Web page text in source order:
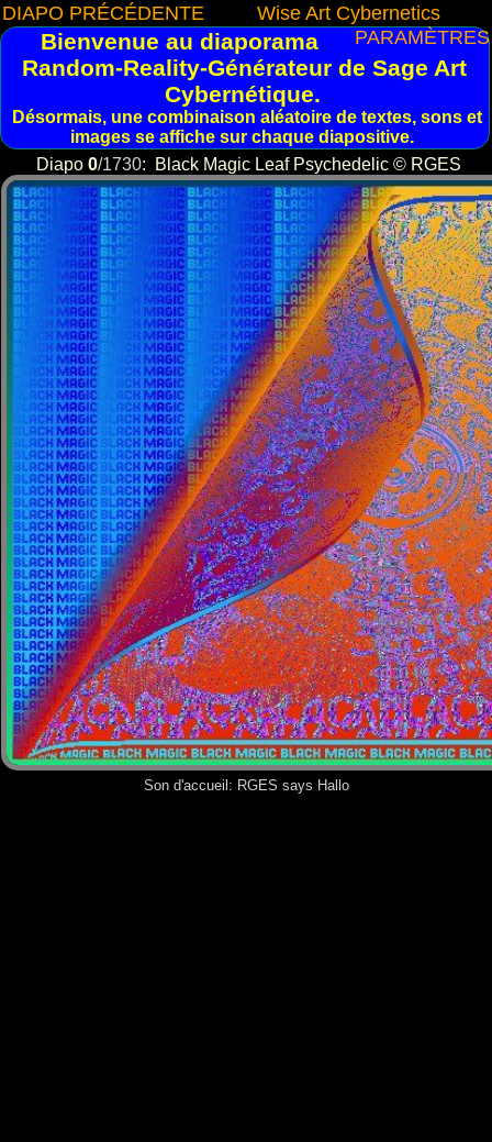
DIAPO PRÉCÉDENTE
Wise Art Cybernetics
PARAMÈTRES
Bienvenue au diaporama
Random-Reality-Générateur de Sage Art
Cybernétique.
Désormais, une combinaison aléatoire de textes, sons et
images se affiche sur chaque diapositive.
Diapo 0/1730: Black Magic Leaf Psychedelic © RGES
Son d'accueil: RGES says Hallo